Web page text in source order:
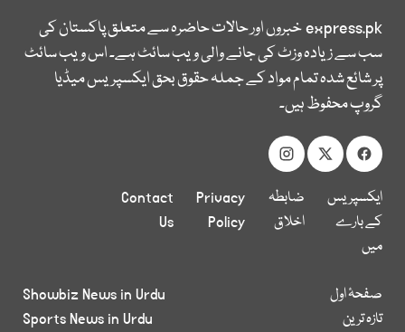
express.pkخبروں اور حالات حاضرہ سے متعلق پاکستان کی
سب سے زیادہ وزٹ کی جانے والی ویب سائٹ ہے۔ اس ویب سائٹ
پر شائع شدہ تمام مواد کے جملہ حقوق بحق ایکسپریس میڈیا
گروپ محفوظ ہیں۔
ایکسپریس
کے بارے
میں
ضابطہ
اخلاق
Privacy
Policy
Contact
Us
صفحۂ اول
تازہ ترین
Showbiz News in Urdu
Sports News in Urdu